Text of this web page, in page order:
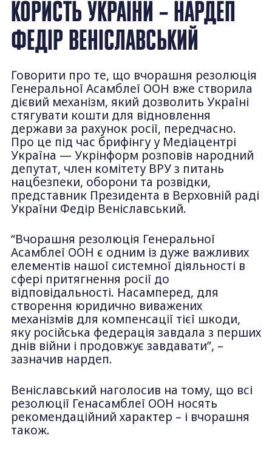
КОРИСТЬ УКРАЇНИ – НАРДЕП
ФЕДІР ВЕНІСЛАВСЬКИЙ
Говорити про те, що вчорашня резолюція
Генеральної Асамблеї ООН вже створила
дієвий механізм, який дозволить Україні
стягувати кошти для відновлення
держави за рахунок росії, передчасно.
Про це під час брифінгу у Медіацентрі
Україна — Укрінформ розповів народний
депутат, член комітету ВРУ з питань
нацбезпеки, оборони та розвідки,
представник Президента в Верховній раді
України Федір Веніславський.
“Вчорашня резолюція Генеральної
Асамблеї ООН є одним із дуже важливих
елементів нашої системної діяльності в
сфері притягнення росії до
відповідальності. Насамперед, для
створення юридично виважених
механізмів для компенсації тієї шкоди,
яку російська федерація завдала з перших
днів війни і продовжує завдавати”, –
зазначив нардеп.
Веніславський наголосив на тому, що всі
резолюції Генасамблеї ООН носять
рекомендаційний характер – і вчорашня
також.